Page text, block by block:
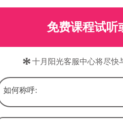
免费课程试听
*十月阳光客服中心将尽快
如何称呼: